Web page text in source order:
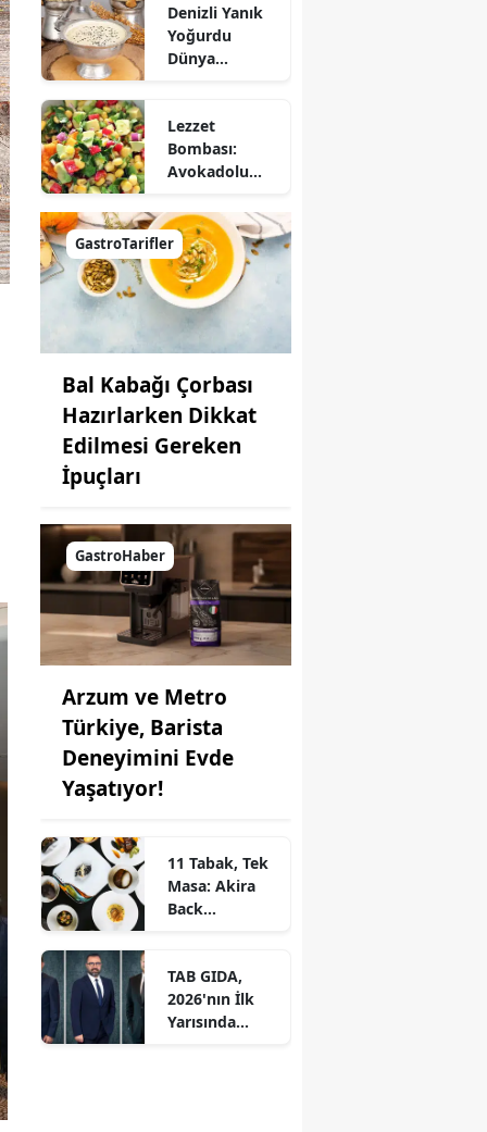
Sofralarınıza
Lezzet Katın!
Denizli Yanık
Yoğurdu
Dünya
Lezzet
Bombası:
Avokadolu
Nasıl Yapılır?
GastroTarifler
Bal Kabağı Çorbası
Hazırlarken Dikkat
Edilmesi Gereken
İpuçları
GastroHaber
Arzum ve Metro
Türkiye, Barista
Deneyimini Evde
Yaşatıyor!
11 Tabak, Tek
Masa: Akira
Back
Chef’s Table
TAB GIDA,
2026'nın İlk
Yarısında